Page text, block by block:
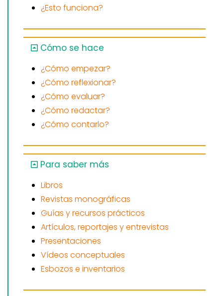
¿Esto funciona?
Cómo se hace
¿Cómo empezar?
¿Cómo reflexionar?
¿Cómo evaluar?
¿Cómo redactar?
¿Cómo contarlo?
Para saber más
Libros
Revistas monográficas
Guías y recursos prácticos
Artículos, reportajes y entrevistas
Presentaciones
Vídeos conceptuales
Esbozos e inventarios